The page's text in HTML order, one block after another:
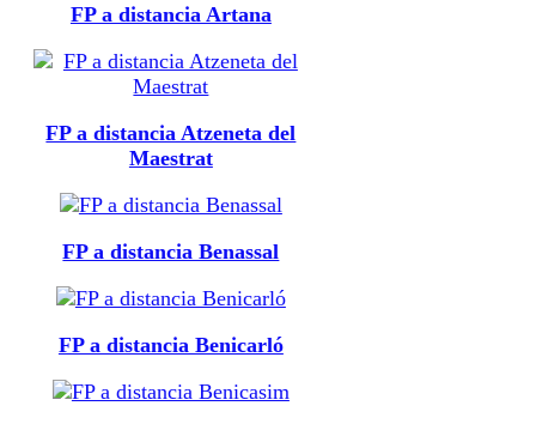
FP a distancia Artana
FP a distancia Atzeneta del
Maestrat
FP a distancia Benassal
FP a distancia Benicarló